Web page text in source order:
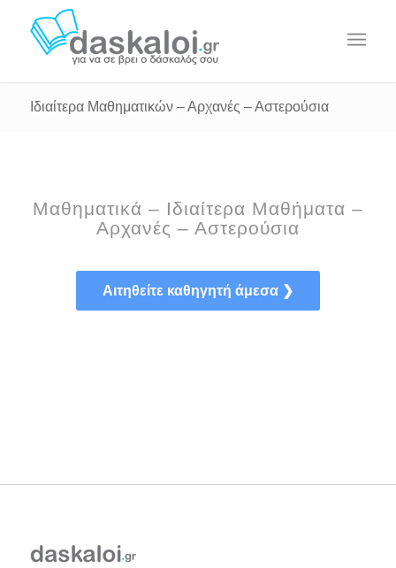
Ιδιαίτερα Μαθηματικών – Αρχανές – Αστερούσια
Μαθηματικά – Ιδιαίτερα Μαθήματα –
Αρχανές – Αστερούσια
Αιτηθείτε καθηγητή άμεσα ❯